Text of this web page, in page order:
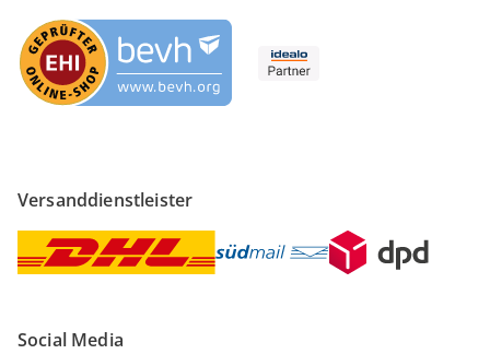
Versanddienstleister
Social Media